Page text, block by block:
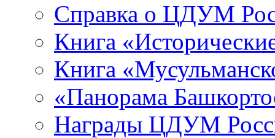
Справка о ЦДУМ
Книга
Книга
«Панорама
Награды ЦДУМ